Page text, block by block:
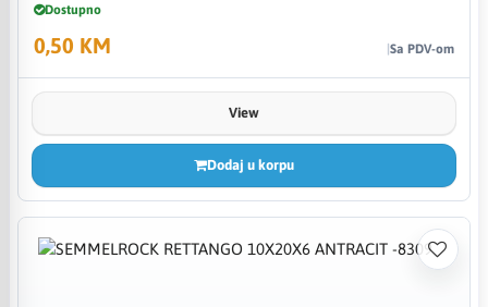
Dostupno
0,50 KM Sa PDV-om
View
Dodaj u korpu